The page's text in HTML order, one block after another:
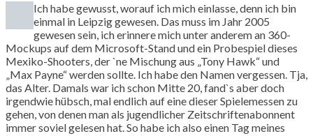
Ich habe gewusst, worauf ich mich einlasse, denn ich bin
einmal in Leipzig gewesen. Das muss im Jahr 2005
gewesen sein, ich erinnere mich unter anderem an 360-
Mockups auf dem Microsoft-Stand und ein Probespiel dieses
Mexiko-Shooters, der `ne Mischung aus „Tony Hawk“ und
„Max Payne“ werden sollte. Ich habe den Namen vergessen. Tja,
das Alter. Damals war ich schon Mitte 20, fand`s aber doch
irgendwie hübsch, mal endlich auf eine dieser Spielemessen zu
gehen, von denen man als jugendlicher Zeitschriftenabonnent
immer soviel gelesen hat. So habe ich also einen Tag meines